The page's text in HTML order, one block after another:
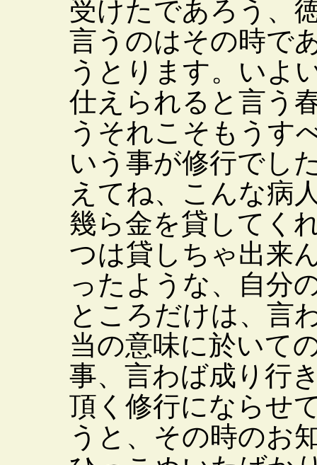
受けたであろう、
言うのはその時で
うとります。いよ
仕えられると言う
うそれこそもうす
いう事が修行でし
えてね、こんな病
幾ら金を貸してく
つは貸しちゃ出来
ったような、自分
ところだけは、言
当の意味に於いて
事、言わば成り行
頂く修行にならせ
うと、その時のお